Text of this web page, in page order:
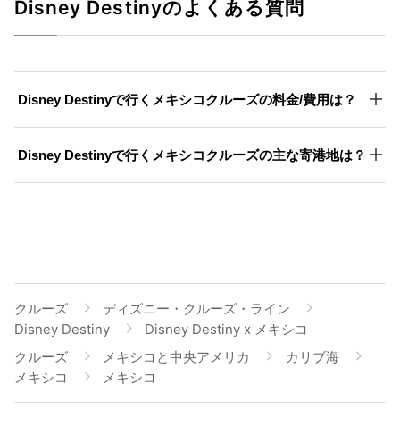
Disney Destinyのよくある質問
Disney Destinyで行くメキシコクルーズの料金/費用は？
Disney Destinyで行くメキシコクルーズの主な寄港地は？
クルーズ
ディズニー・クルーズ・ライン
Disney Destiny
Disney Destiny x メキシコ
クルーズ
メキシコと中央アメリカ
カリブ海
メキシコ
メキシコ